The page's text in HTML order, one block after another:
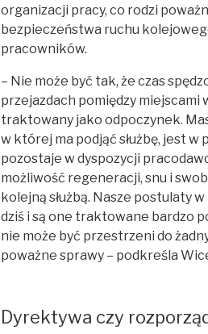
organizacji pracy, co rodzi
bezpieczeństwa ruchu
pracowników.
– Nie może być tak, że czas
przejazdach pomiędzy miejscami
traktowany jako odpoczynek.
w której ma podjąć służbę, jest w
pozostaje w dyspozycji
możliwość regeneracji, snu i
kolejną służbą. Nasze postulaty
dziś i są one traktowane bardzo
nie może być przestrzeni do
poważne sprawy – podkreśla
Dyrektywa czy